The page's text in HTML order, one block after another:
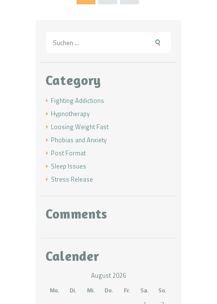
nach:
Category
Fighting Addictions
Hypnotherapy
Loosing Weight Fast
Phobias and Anxiety
Post Format
Sleep Issues
Stress Release
Comments
Calender
August 2026
Mo. Di. Mi. Do. Fr. Sa.
So.